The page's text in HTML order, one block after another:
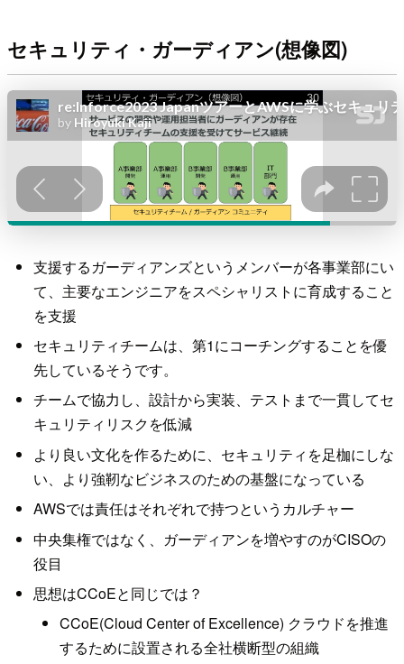
セキュリティ・ガーディアン(想像図)
支援するガーディアンズというメンバーが各事業部にい
て、主要なエンジニアをスペシャリストに育成すること
を支援
セキュリティチームは、第1にコーチングすることを優
先しているそうです。
チームで協力し、設計から実装、テストまで一貫してセ
キュリティリスクを低減
より良い文化を作るために、セキュリティを足枷にしな
い、より強靭なビジネスのための基盤になっている
AWSでは責任はそれぞれで持つというカルチャー
中央集権ではなく、ガーディアンを増やすのがCISOの
役目
思想はCCoEと同じでは？
CCoE(Cloud Center of Excellence) クラウドを推進
するために設置される全社横断型の組織